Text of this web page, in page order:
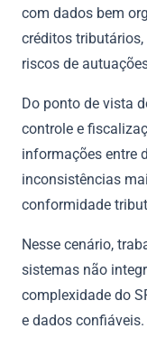
com dados bem
créditos
riscos de
Do ponto de vista
controle e
informações entre
inconsistências
conformidade
Nesse cenário,
sistemas não
complexidade do
e dados confiáveis.